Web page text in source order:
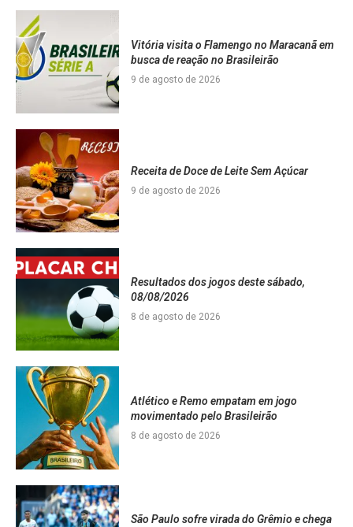
Vitória visita o Flamengo no Maracanã em
busca de reação no Brasileirão
9 de agosto de 2026
Receita de Doce de Leite Sem Açúcar
9 de agosto de 2026
Resultados dos jogos deste sábado,
08/08/2026
8 de agosto de 2026
Atlético e Remo empatam em jogo
movimentado pelo Brasileirão
8 de agosto de 2026
São Paulo sofre virada do Grêmio e chega